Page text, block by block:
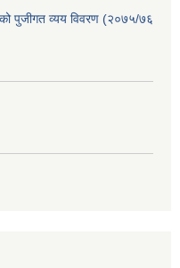
पुजीगत व्यय विवरण (२०७५/७६